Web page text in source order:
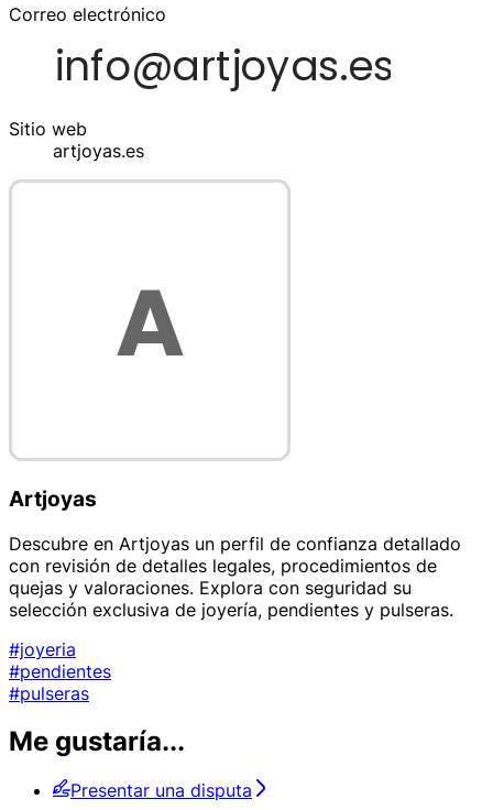
Correo electrónico
Sitio web
artjoyas.es
Artjoyas
Descubre en Artjoyas un perfil de confianza detallado
con revisión de detalles legales, procedimientos de
quejas y valoraciones. Explora con seguridad su
selección exclusiva de joyería, pendientes y pulseras.
#joyeria
#pendientes
#pulseras
Me gustaría...
Presentar una disputa